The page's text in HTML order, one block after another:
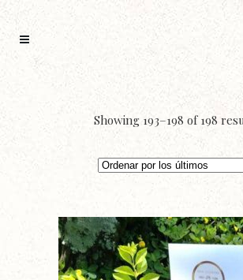
Showing 193–198 of 198